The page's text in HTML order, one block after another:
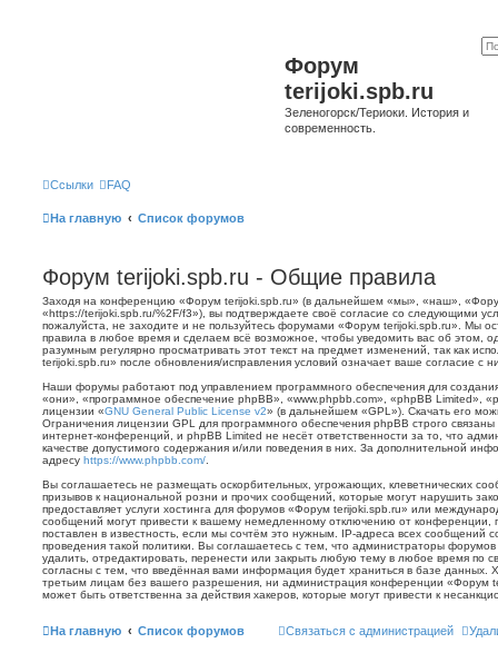
Форум
terijoki.spb.ru
Зеленогорск/Териоки. История и
современность.
Ссылки FAQ
На главную Список форумов
Форум terijoki.spb.ru - Общие правила
Заходя на конференцию «Форум terijoki.spb.ru» (в дальнейшем «мы», «наш»,
«https://terijoki.spb.ru/%2F/f3»), вы подтверждаете своё согласие со следующими
пожалуйста, не заходите и не пользуйтесь форумами «Форум terijoki.spb.ru». Мы
правила в любое время и сделаем всё возможное, чтобы уведомить вас об этом,
разумным регулярно просматривать этот текст на предмет изменений, так как
terijoki.spb.ru» после обновления/исправления условий означает ваше согласие с
Наши форумы работают под управлением программного обеспечения для
«они», «программное обеспечение phpBB», «www.phpbb.com», «phpBB Limited»,
лицензии «GNU General Public License v2» (в дальнейшем «GPL»). Скачать его
Ограничения лицензии GPL для программного обеспечения phpBB строго
интернет-конференций, и phpBB Limited не несёт ответственности за то, что
качестве допустимого содержания и/или поведения в них. За дополнительной
адресу https://www.phpbb.com/
Вы соглашаетесь не размещать оскорбительных, угрожающих, клеветнических
призывов к национальной розни и прочих сообщений, которые могут нарушить
предоставляет услуги хостинга для форумов «Форум terijoki.spb.ru» или
сообщений могут привести к вашему немедленному отключению от конференции,
поставлен в известность, если мы сочтём это нужным. IP-адреса всех сообщений
проведения такой политики. Вы соглашаетесь с тем, что администраторы
удалить, отредактировать, перенести или закрыть любую тему в любое время по
согласны с тем, что введённая вами информация будет храниться в базе данных.
третьим лицам без вашего разрешения, ни администрация конференции «Форум
может быть ответственна за действия хакеров, которые могут привести к
На главную Список форумов Связаться с администрацией